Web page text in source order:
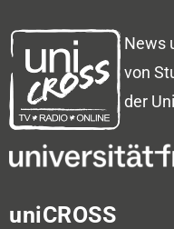
News
von
der
uniCROSS